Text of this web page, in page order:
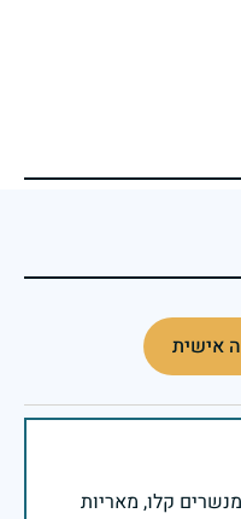
אישית
קלו, מאריות